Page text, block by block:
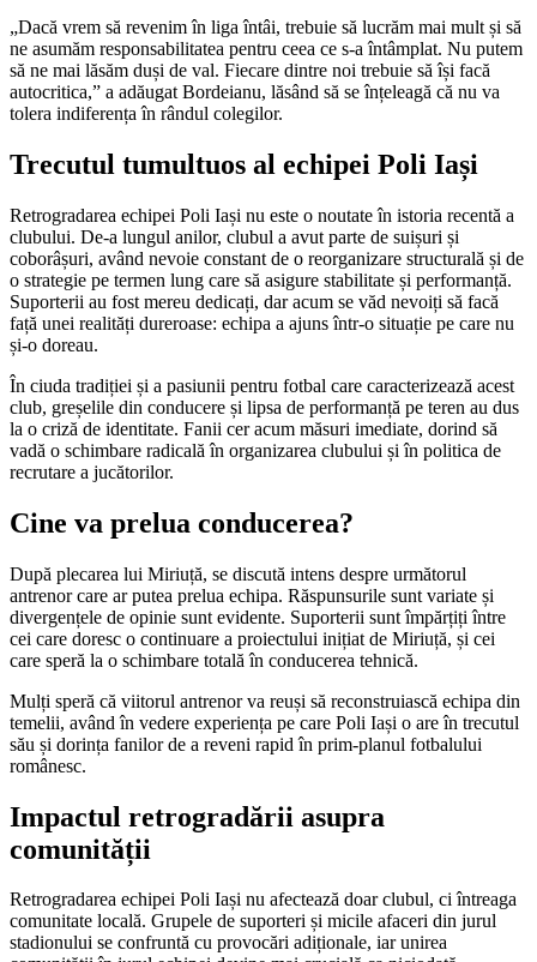
„Dacă vrem să revenim în liga întâi, trebuie să lucrăm mai mult și să
ne asumăm responsabilitatea pentru ceea ce s-a întâmplat. Nu putem
să ne mai lăsăm duși de val. Fiecare dintre noi trebuie să își facă
autocritica,” a adăugat Bordeianu, lăsând să se înțeleagă că nu va
tolera indiferența în rândul colegilor.
Trecutul tumultuos al echipei Poli Iași
Retrogradarea echipei Poli Iași nu este o noutate în istoria recentă a
clubului. De-a lungul anilor, clubul a avut parte de suișuri și
coborâșuri, având nevoie constant de o reorganizare structurală și de
o strategie pe termen lung care să asigure stabilitate și performanță.
Suporterii au fost mereu dedicați, dar acum se văd nevoiți să facă
față unei realități dureroase: echipa a ajuns într-o situație pe care nu
și-o doreau.
În ciuda tradiției și a pasiunii pentru fotbal care caracterizează acest
club, greșelile din conducere și lipsa de performanță pe teren au dus
la o criză de identitate. Fanii cer acum măsuri imediate, dorind să
vadă o schimbare radicală în organizarea clubului și în politica de
recrutare a jucătorilor.
Cine va prelua conducerea?
După plecarea lui Miriuță, se discută intens despre următorul
antrenor care ar putea prelua echipa. Răspunsurile sunt variate și
divergențele de opinie sunt evidente. Suporterii sunt împărțiți între
cei care doresc o continuare a proiectului inițiat de Miriuță, și cei
care speră la o schimbare totală în conducerea tehnică.
Mulți speră că viitorul antrenor va reuși să reconstruiască echipa din
temelii, având în vedere experiența pe care Poli Iași o are în trecutul
său și dorința fanilor de a reveni rapid în prim-planul fotbalului
românesc.
Impactul retrogradării asupra
comunității
Retrogradarea echipei Poli Iași nu afectează doar clubul, ci întreaga
comunitate locală. Grupele de suporteri și micile afaceri din jurul
stadionului se confruntă cu provocări adiționale, iar unirea